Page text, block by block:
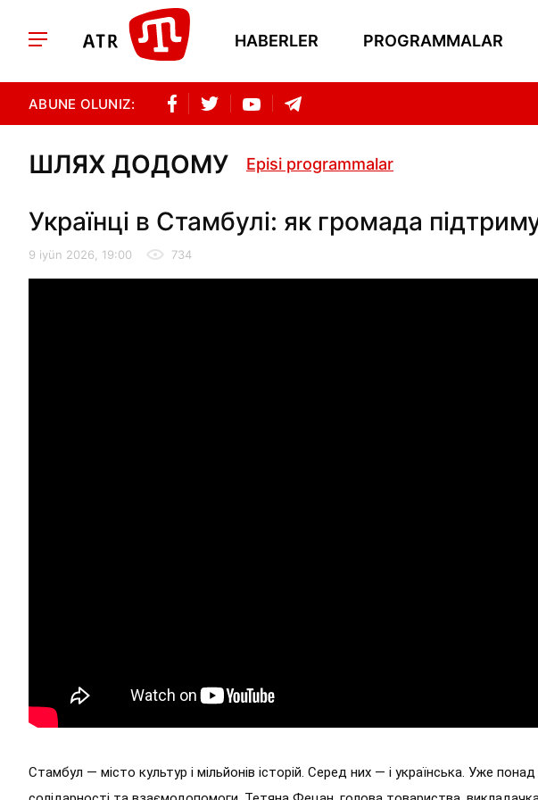
HABERLER PROGRAMMALAR
ABUNE OLUNIZ:
ШЛЯХ ДОДОМУ Episi programmalar
Українці в Стамбулі: як громада
9 iyün 2026, 19:00 734
Стамбул — місто культур і мільйонів історій. Серед них — і українська. Уже